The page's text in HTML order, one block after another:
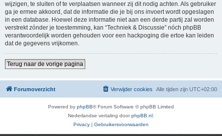
wijzigen, te sluiten of te verplaatsen wanneer zij dit nodig achten. Als gebruiker
ga je ermee akkoord, dat de informatie die je bij ons invoert wordt opgeslagen
in een database. Hoewel deze informatie niet aan een derde partij zal worden
verstrekt zónder je toestemming, kan “Techniek & Discussie” nóch phpBB
verantwoordelijk worden gehouden voor een hackpoging die ertoe kan leiden
dat de gegevens vrijkomen.
Terug naar de vorige pagina
Forumoverzicht Alle tijden zijn UTC+02:00
Verwijder cookies
Powered by phpBB® Forum Software © phpBB Limited
Nederlandse vertaling doorphpBB.nl
Privacy | Gebruikersvoorwaarden